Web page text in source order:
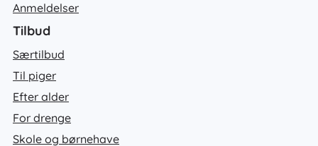
Anmeldelser
Tilbud
Særtilbud
Til piger
Efter alder
For drenge
Skole og børnehave